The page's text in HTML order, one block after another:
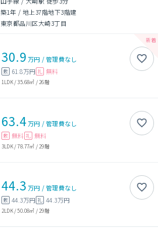
築1年 / 地上37階地下3階建
東京都品川区大崎3丁目
30.9 万円 /管理費なし
敷 61.8万円 礼 無料
1LDK/35.68㎡ / 26階
63.4万円 /管理費なし
敷 無料 礼 無料
3LDK/78.77㎡ / 29階
44.3 万円 /管理費なし
敷 44.3万円 礼 44.3万円
2LDK/50.08㎡ / 29階